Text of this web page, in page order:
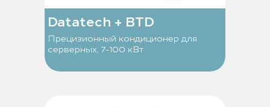
Datatech + BTD
Прецизионный кондиционер для
серверных, 7-100 кВт